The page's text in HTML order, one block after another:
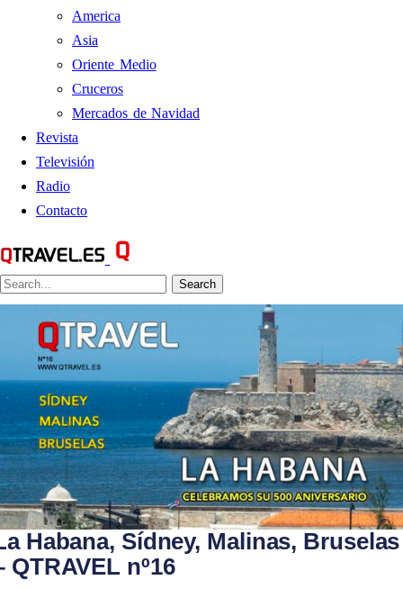
America
Asia
Oriente Medio
Cruceros
Mercados de Navidad
Revista
Televisión
Radio
Contacto
Search
Habana, Sídney, Malinas, Bruselas
QTRAVEL nº16